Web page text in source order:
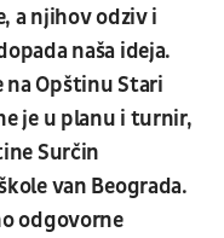
a njihov odziv i
naša ideja.
na Opštinu Stari
je u planu i turnir,
Surčin
van Beograda.
odgovorne